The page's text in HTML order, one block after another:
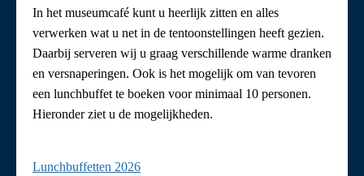
In het museumcafé kunt u heerlijk zitten en alles
verwerken wat u net in de tentoonstellingen heeft gezien.
Daarbij serveren wij u graag verschillende warme dranken
en versnaperingen. Ook is het mogelijk om van tevoren
een lunchbuffet te boeken voor minimaal 10 personen.
Hieronder ziet u de mogelijkheden.
Lunchbuffetten 2026